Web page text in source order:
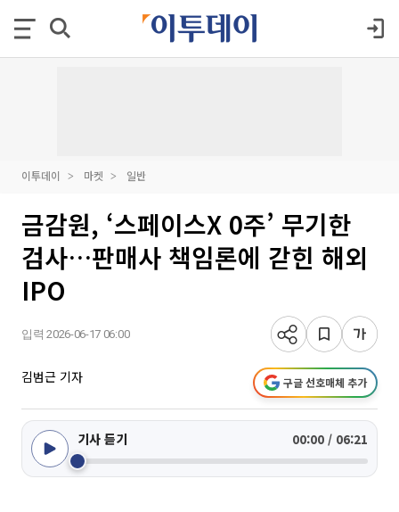
이투데이 마켓 일반
금감원, ‘스페이스X 0주’ 무기한
검사…판매사 책임론에 갇힌 해외
IPO
입력 2026-06-17 06:00
김범근 기자 구글 선호매체 추가
기사 듣기 00:00 / 06:21